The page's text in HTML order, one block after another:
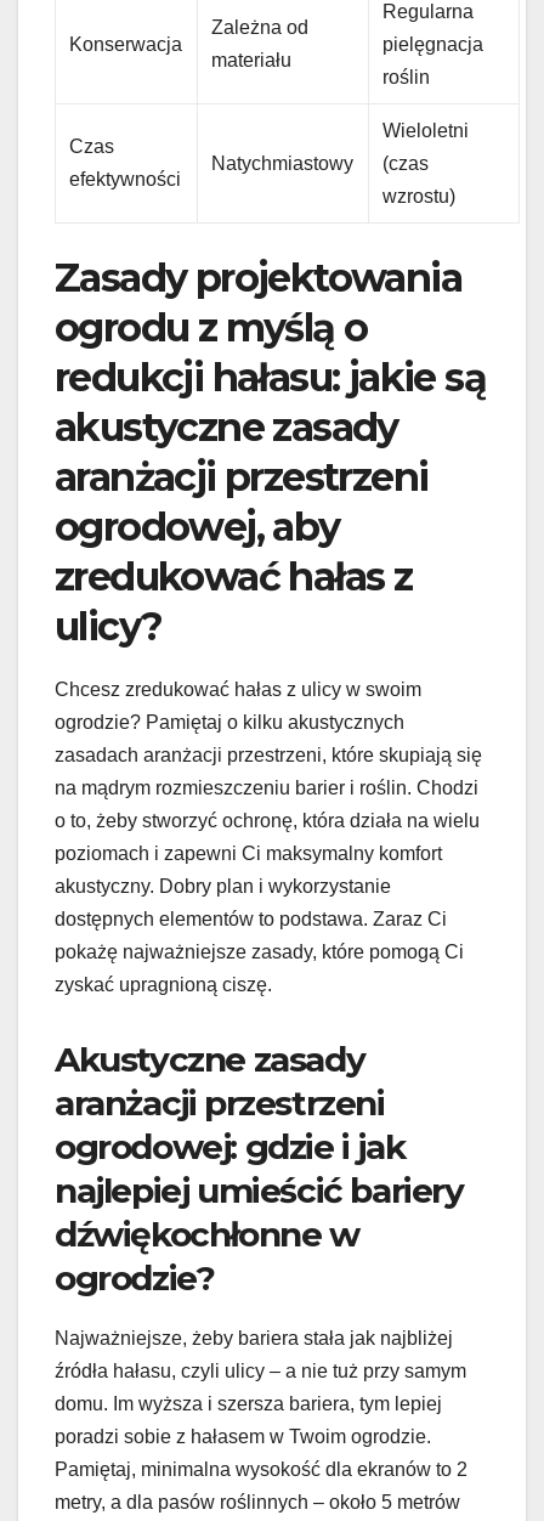
Konserwacja
Zależna od
materiału
Regularna
pielęgnacja
roślin
Czas
efektywności
Natychmiastowy
Wieloletni
(czas
wzrostu)
Zasady projektowania
ogrodu z myślą o
redukcji hałasu: jakie są
akustyczne zasady
aranżacji przestrzeni
ogrodowej, aby
zredukować hałas z
ulicy?
Chcesz zredukować hałas z ulicy w swoim
ogrodzie? Pamiętaj o kilku akustycznych
zasadach aranżacji przestrzeni, które skupiają się
na mądrym rozmieszczeniu barier i roślin. Chodzi
o to, żeby stworzyć ochronę, która działa na wielu
poziomach i zapewni Ci maksymalny komfort
akustyczny. Dobry plan i wykorzystanie
dostępnych elementów to podstawa. Zaraz Ci
pokażę najważniejsze zasady, które pomogą Ci
zyskać upragnioną ciszę.
Akustyczne zasady
aranżacji przestrzeni
ogrodowej: gdzie i jak
najlepiej umieścić bariery
dźwiękochłonne w
ogrodzie?
Najważniejsze, żeby bariera stała jak najbliżej
źródła hałasu, czyli ulicy – a nie tuż przy samym
domu. Im wyższa i szersza bariera, tym lepiej
poradzi sobie z hałasem w Twoim ogrodzie.
Pamiętaj, minimalna wysokość dla ekranów to 2
metry, a dla pasów roślinnych – około 5 metrów